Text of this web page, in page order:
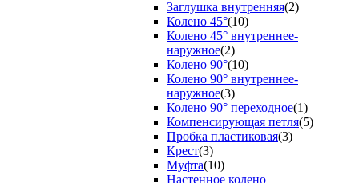
Заглушка внутренняя(2)
Колено 45°(10)
Колено 45° внутреннее-
наружное(2)
Колено 90°(10)
Колено 90° внутреннее-
наружное(3)
Колено 90° переходное(1)
Компенсирующая петля(5)
Пробка пластиковая(3)
Крест(3)
Муфта(10)
Настенное колено